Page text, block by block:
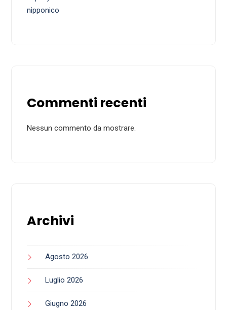
nipponico
Commenti recenti
Nessun commento da mostrare.
Archivi
Agosto 2026
Luglio 2026
Giugno 2026